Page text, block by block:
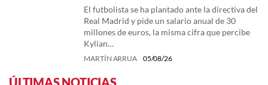
El futbolista se ha plantado ante la directiva del
Real Madrid y pide un salario anual de 30
millones de euros, la misma cifra que percibe
Kylian…
MARTÍN ARRUA 05/08/26
ÚLTIMAS NOTICIAS